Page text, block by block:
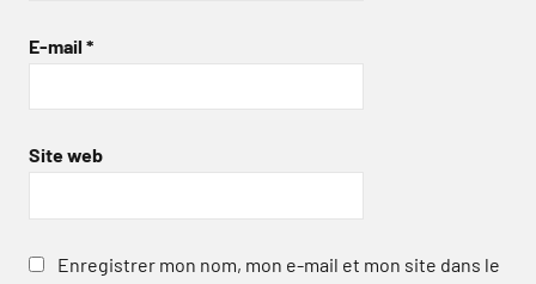
E-mail *
Site web
Enregistrer mon nom, mon e-mail et mon site dans le